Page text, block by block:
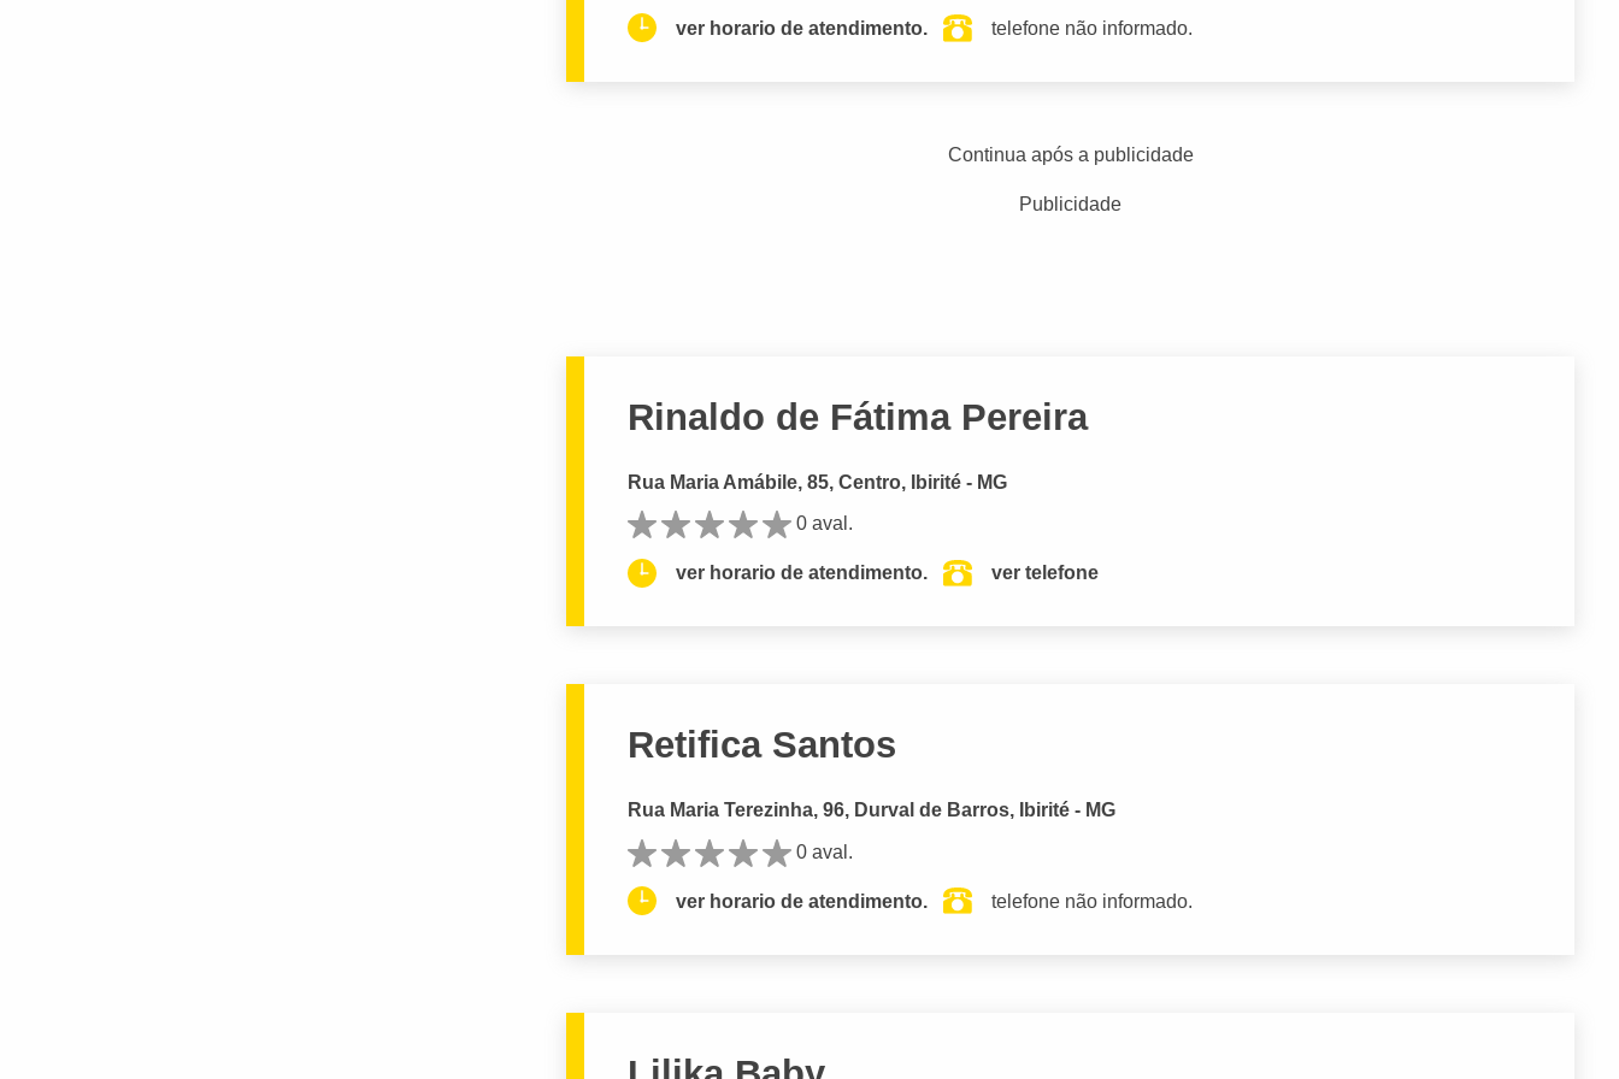
ver horario de atendimento. telefone não informado.
Continua após a publicidade
Publicidade
Rinaldo de Fátima Pereira
Rua Maria Amábile, 85, Centro, Ibirité - MG
0 aval.
ver horario de atendimento. ver telefone
Retifica Santos
Rua Maria Terezinha, 96, Durval de Barros, Ibirité - MG
0 aval.
ver horario de atendimento. telefone não informado.